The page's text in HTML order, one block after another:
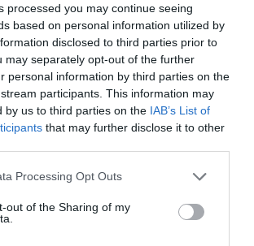
processed you may continue seeing
based on personal information utilized by
disclosed to third parties prior to
may separately opt-out of the further
personal information by third parties on the
participants. This information may
by us to third parties on the IAB’s List of
that may further disclose it to other
Processing Opt Outs
out of the Sharing of my
nu este atât de important acest
pentru că, în conformitate cu
pe care le-am făcut, nu
moment un număr semnificativ
care vor să meargă să
nu va exista o creştere
în Marea Britanie, nici în Spania,
„, a spus Ponta